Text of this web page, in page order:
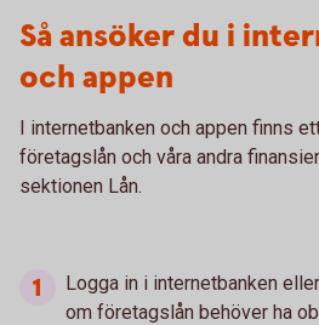
Så ansöker du i
och appen
I internetbanken och appen finns
företagslån och våra andra
sektionen Lån.
Logga in i internetbanken
om företagslån behöver ha